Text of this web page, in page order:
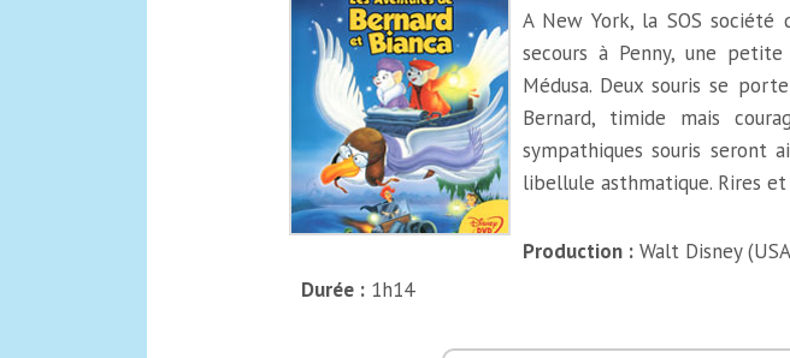
A New York, la SOS
secours à Penny, une
Médusa. Deux souris se
Bernard, timide mais
sympathiques souris seront
libellule asthmatique. Rires
Production :Walt Disney
Durée :1h14